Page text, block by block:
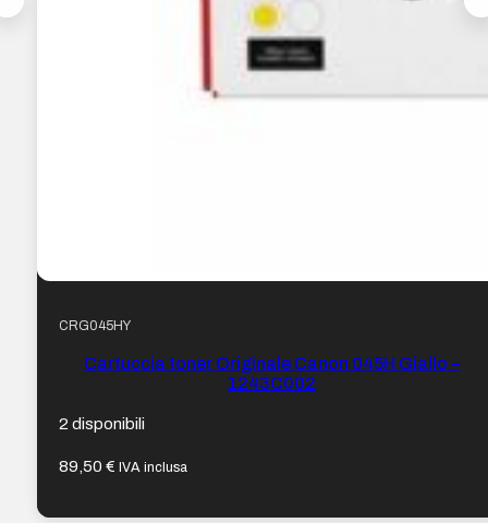
CRG045HY
Cartuccia toner Originale Canon 045H Giallo –
1243C002
2 disponibili
89,50€ IVA inclusa